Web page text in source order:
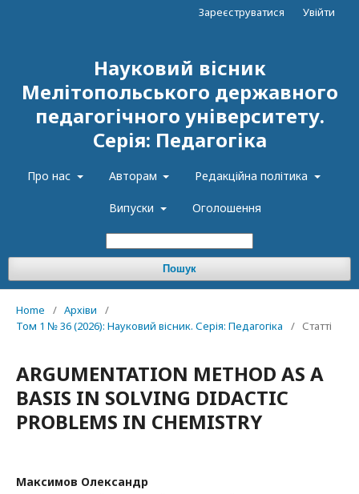
Науковий вісник
Мелітопольського державного
педагогічного університету.
Серія: Педагогіка
Про нас Авторам Редакційна політика
Випуски Оголошення
Пошук
Зареєструватися Увійти
Home / Архіви
/
Том 1 № 36 (2026): Науковий вісник. Серія: Педагогіка
/ Статті
ARGUMENTATION METHOD AS A
BASIS IN SOLVING DIDACTIC
PROBLEMS IN CHEMISTRY
Максимов Олександр